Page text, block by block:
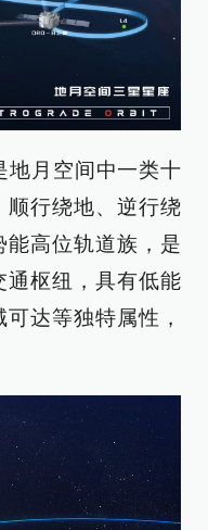
地月空间中一类十
顺行绕地、逆行绕
能高位轨道族，是
通枢纽，具有低能
达等独特属性，